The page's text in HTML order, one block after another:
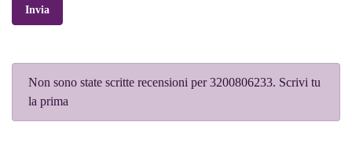
Invia
Non sono state scritte recensioni per 3200806233. Scrivi tu
la prima